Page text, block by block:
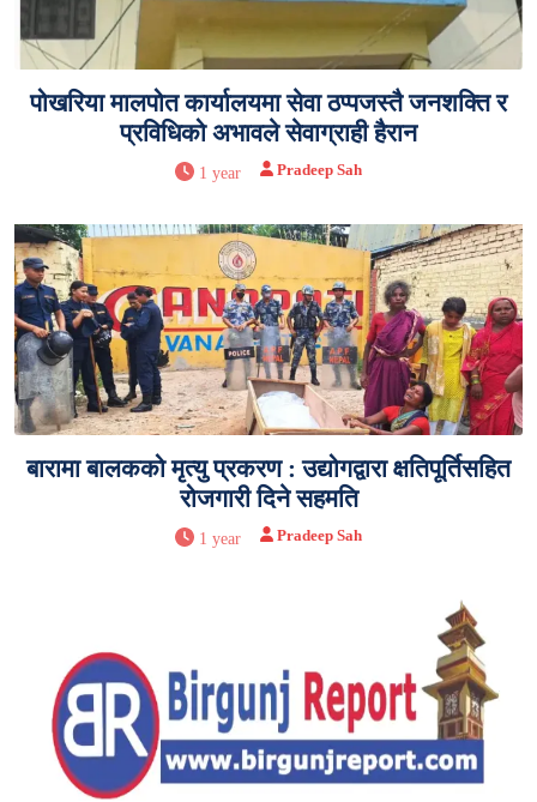
पोखरिया मालपोत कार्यालयमा सेवा ठप्पजस्तै जनशक्ति र
प्रविधिको अभावले सेवाग्राही हैरान
1 year Pradeep Sah
बारामा बालकको मृत्यु प्रकरण : उद्योगद्वारा क्षतिपूर्तिसहित
रोजगारी दिने सहमति
1 year Pradeep Sah